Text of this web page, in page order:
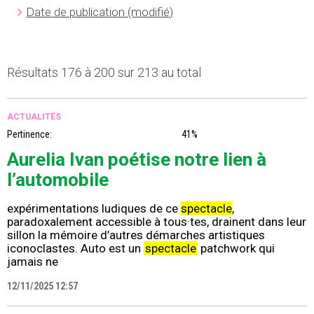
Date de publication (modifié)
Résultats 176 à 200 sur 213 au total
ACTUALITÉS
Pertinence: 41%
Aurelia Ivan poétise notre lien à
l’automobile
expérimentations ludiques de ce spectacle,
paradoxalement accessible à tous·tes, drainent dans leur
sillon la mémoire d’autres démarches artistiques
iconoclastes. Auto est un spectacle patchwork qui
jamais ne
12/11/2025 12:57